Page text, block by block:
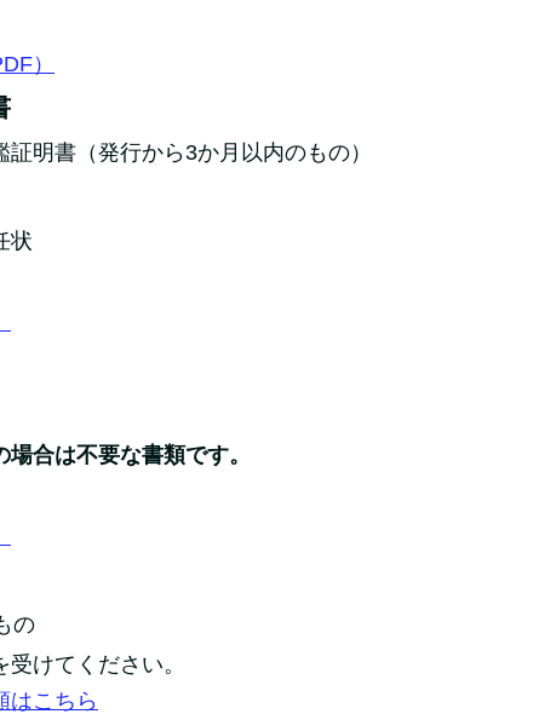
）
明書（発行から3か月以内のもの）
状
合は不要な書類です。
の
けてください。
はこちら